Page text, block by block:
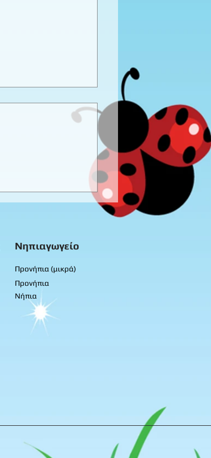
Νηπιαγωγείο
Προνήπια (μικρά)
Προνήπια
Νήπια